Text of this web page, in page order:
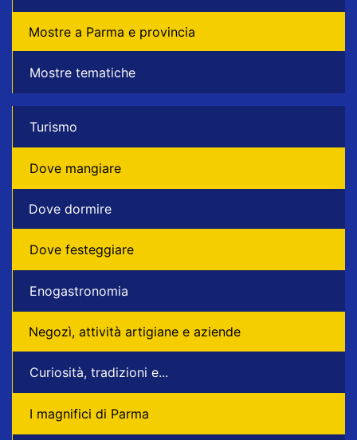
Mostre a Parma e provincia
Mostre tematiche
Turismo
Dove mangiare
Dove dormire
Dove festeggiare
Enogastronomia
Negozì, attività artigiane e aziende
Curiosità, tradizioni e...
I magnifici di Parma